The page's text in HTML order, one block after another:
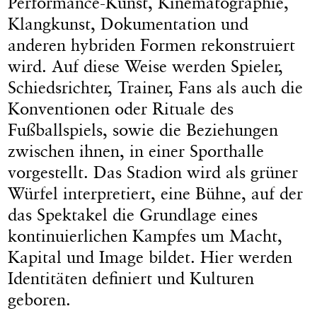
Klangkunst, Dokumentation und
anderen hybriden Formen rekonstruiert
wird. Auf diese Weise werden Spieler,
Schiedsrichter, Trainer, Fans als auch die
Konventionen oder Rituale des
Fußballspiels, sowie die Beziehungen
zwischen ihnen, in einer Sporthalle
vorgestellt. Das Stadion wird als grüner
Würfel interpretiert, eine Bühne, auf der
das Spektakel die Grundlage eines
kontinuierlichen Kampfes um Macht,
Kapital und Image bildet. Hier werden
Identitäten definiert und Kulturen
geboren.